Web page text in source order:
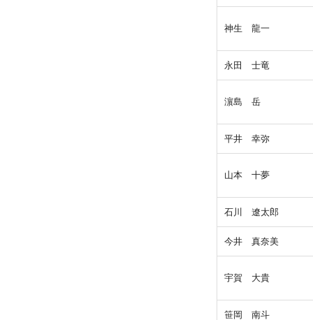
神生 龍一
永田 士竜
濵島 岳
平井 幸弥
山本 十夢
石川 遼太郎
今井 真奈美
宇賀 大貴
笹岡 南斗